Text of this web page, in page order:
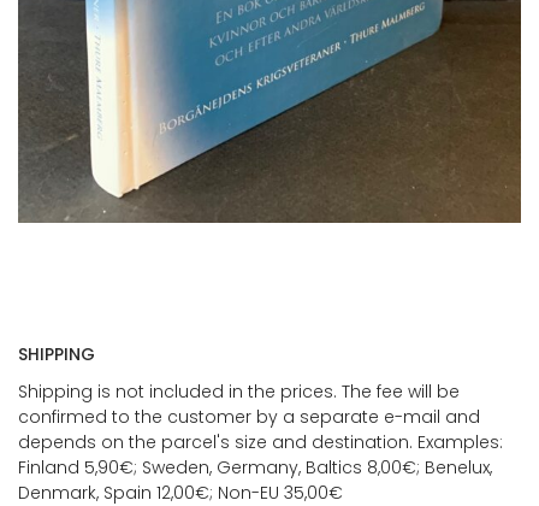
SHIPPING
Shipping is not included in the prices. The fee will be
confirmed to the customer by a separate e-mail and
depends on the parcel's size and destination. Examples:
Finland 5,90€; Sweden, Germany, Baltics 8,00€; Benelux,
Denmark, Spain 12,00€; Non-EU 35,00€